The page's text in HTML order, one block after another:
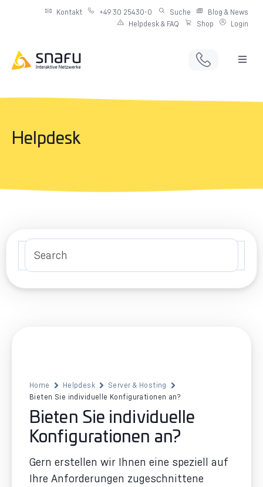
Kontakt +49 30 25430-0 Suche
Blog & News
Helpdesk & FAQ
Shop Login
Produkte & Angebote
Helpdesk
Home Helpdesk
Server & Hosting
Bieten Sie individuelle Konfigurationen an?
Bieten Sie individuelle
Konfigurationen an?
Gern erstellen wir Ihnen eine speziell auf
Ihre Anforderungen zugeschnittene